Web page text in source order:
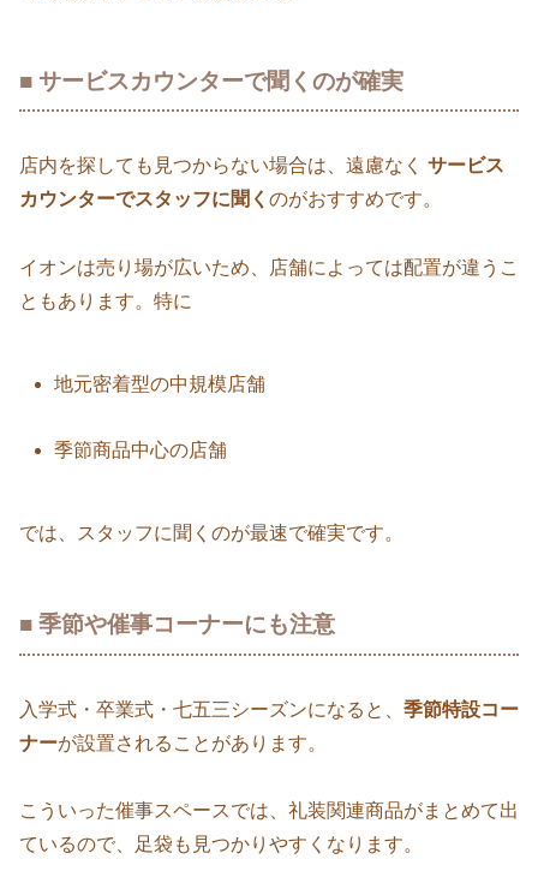
■ サービスカウンターで聞くのが確実
店内を探しても見つからない場合は、遠慮なく サービス
カウンターでスタッフに聞く のがおすすめです。
イオンは売り場が広いため、店舗によっては配置が違うこ
ともあります。特に
地元密着型の中規模店舗
季節商品中心の店舗
では、スタッフに聞くのが最速で確実です。
■ 季節や催事コーナーにも注意
入学式・卒業式・七五三シーズンになると、 季節特設コー
ナーが設置されることがあります。
こういった催事スペースでは、礼装関連商品がまとめて出
ているので、足袋も見つかりやすくなります。